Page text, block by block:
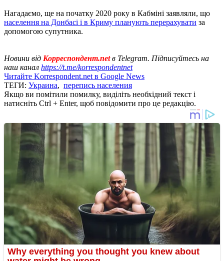
Нагадаємо, ще на початку 2020 року в Кабміні заявляли, що
населення на Донбасі і в Криму планують перерахувати за
допомогою супутника.
Новини від Корреспондент.netв Telegram. Підписуйтесь на
наш канал https://t.me/korrespondentnet
Читайте Korrespondent.net в Google News
ТЕГИ: Украина, перепись населения
Якщо ви помітили помилку, виділіть необхідний текст і
натисніть Ctrl + Enter, щоб повідомити про це редакцію.